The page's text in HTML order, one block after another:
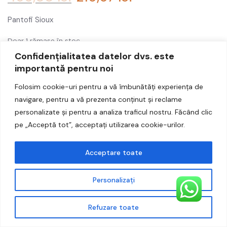
Confidențialitatea datelor dvs. este
importantă pentru noi
Folosim cookie-uri pentru a vă îmbunătăți experiența de
navigare, pentru a vă prezenta conținut și reclame
personalizate și pentru a analiza traficul nostru. Făcând clic
pe „Acceptă tot”, acceptați utilizarea cookie-urilor.
Personalizați
Refuzare toate
Acceptare toate
Accesorii
Noutati
Pantofi Sioux
Doar 1 rămase în stoc
ADAUGĂ ÎN COȘ
pantofi din piele,pantofi din piele naturala
pantofi Sioux,pantofi slip on,Pantofi slip-on Sioux Saccheto
Brand:Sioux